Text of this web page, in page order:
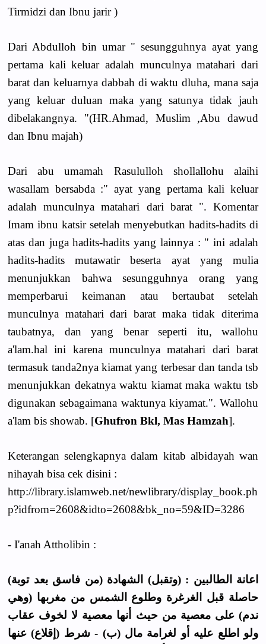
Tirmidzi dan Ibnu jarir )
Dari Abdulloh bin umar " sesungguhnya ayat yang
pertama kali keluar adalah munculnya matahari dari
barat dan keluarnya dabbah di waktu dluha, mana saja
yang keluar duluan maka yang satunya tidak jauh
dibelakangnya. "(HR.Ahmad, Muslim ,Abu dawud
dan Ibnu majah)
Dari abu umamah Rasululloh shollallohu alaihi
wasallam bersabda :" ayat yang pertama kali keluar
adalah munculnya matahari dari barat ". Komentar
Imam ibnu katsir setelah menyebutkan hadits-hadits di
atas dan juga hadits-hadits yang lainnya : " ini adalah
hadits-hadits mutawatir beserta ayat yang mulia
menunjukkan bahwa sesungguhnya orang yang
memperbarui keimanan atau bertaubat setelah
munculnya matahari dari barat maka tidak diterima
taubatnya, dan yang benar seperti itu, wallohu
a'lam.hal ini karena munculnya matahari dari barat
termasuk tanda2nya kiamat yang terbesar dan tanda tsb
menunjukkan dekatnya waktu kiamat maka waktu tsb
digunakan sebagaimana waktunya kiyamat.". Wallohu
a'lam bis showab. [Ghufron Bkl, Mas Hamzah].
Keterangan selengkapnya dalam kitab albidayah wan
nihayah bisa cek disini :
http://library.islamweb.net/newlibrary/display_book.ph
p?idfrom=2608&idto=2608&bk_no=59&ID=3286
- I'anah Attholibin :
اعانة الطالبين : (وتقبل) الشهادة (من فاسق بعد توبة)
حاصلة قبل الغرغرة وطلوع الشمس من مغربها (وهي
ندم) على معصية من حيث أنها معصية لا لخوف عقاب
ولو اطلع عليه أو لغرامة مال (ب) - شرط (إقلاع) عنها